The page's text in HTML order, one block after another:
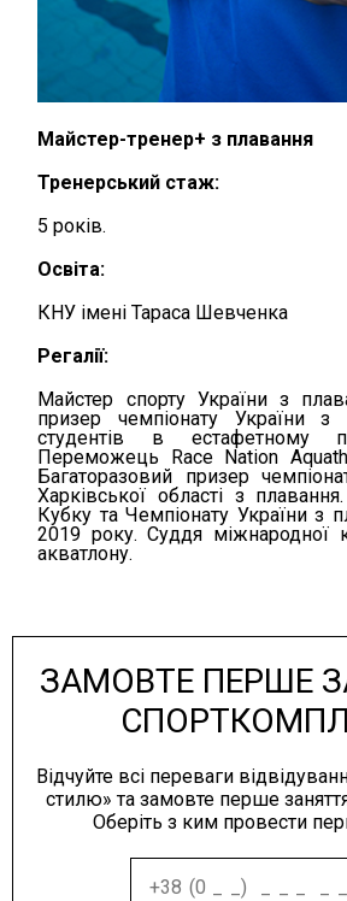
Майстер-тренер+ з плавання
Тренерський стаж:
5 років.
Освіта:
КНУ імені Тараса Шевченка
Регалії:
Майстер спорту України з
призер чемпіонату України з
студентів в естафетному
Переможець Race Nation
Багаторазовий призер
Харківської області з
Кубку та Чемпіонату України з
2019 року. Суддя міжнародної
акватлону.
ЗАМОВТЕ ПЕРШЕ
Відчуйте всі переваги
стилю» та замовте перше
Оберіть з ким провести